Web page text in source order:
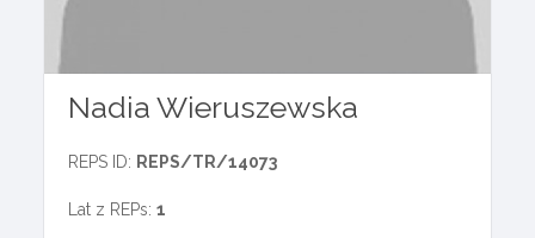
Nadia Wieruszewska
REPS ID: REPS/TR/14073
Lat z REPs:1